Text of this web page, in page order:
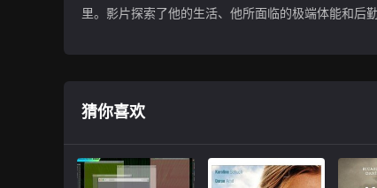
里。影片探索了他的生活、他所面临的极端体能和后
猜你喜欢